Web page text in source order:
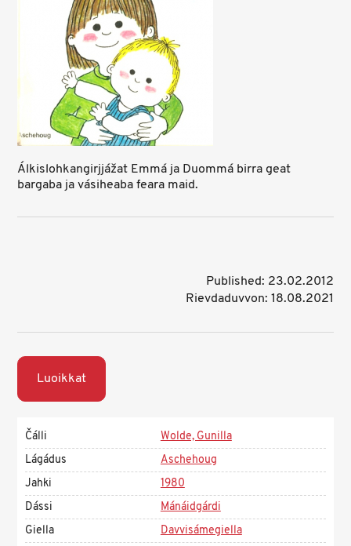
Álkislohkangirjjážat Emmá ja Duommá birra geat
bargaba ja vásiheaba feara maid.
Published: 23.02.2012
Rievdaduvvon: 18.08.2021
Luoikkat
Čálli
Wolde, Gunilla
Lágádus
Aschehoug
Jahki
1980
Dássi
Mánáidgárdi
Giella
Davvisámegiella